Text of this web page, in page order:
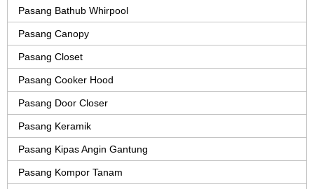
Pasang Bathub Whirpool
Pasang Canopy
Pasang Closet
Pasang Cooker Hood
Pasang Door Closer
Pasang Keramik
Pasang Kipas Angin Gantung
Pasang Kompor Tanam